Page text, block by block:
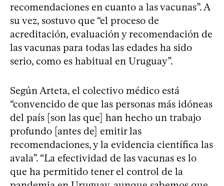
recomendaciones en cuanto a las vacunas”. A
su vez, sostuvo que “el proceso de
acreditación, evaluación y recomendación de
las vacunas para todas las edades ha sido
serio, como es habitual en Uruguay”.
Según Arteta, el colectivo médico está
“convencido de que las personas más idóneas
del país [son las que] han hecho un trabajo
profundo [antes de] emitir las
recomendaciones, y la evidencia científica las
avala”. “La efectividad de las vacunas es lo
que ha permitido tener el control de la